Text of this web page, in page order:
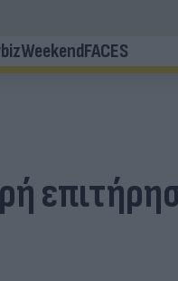
WeekendFACES